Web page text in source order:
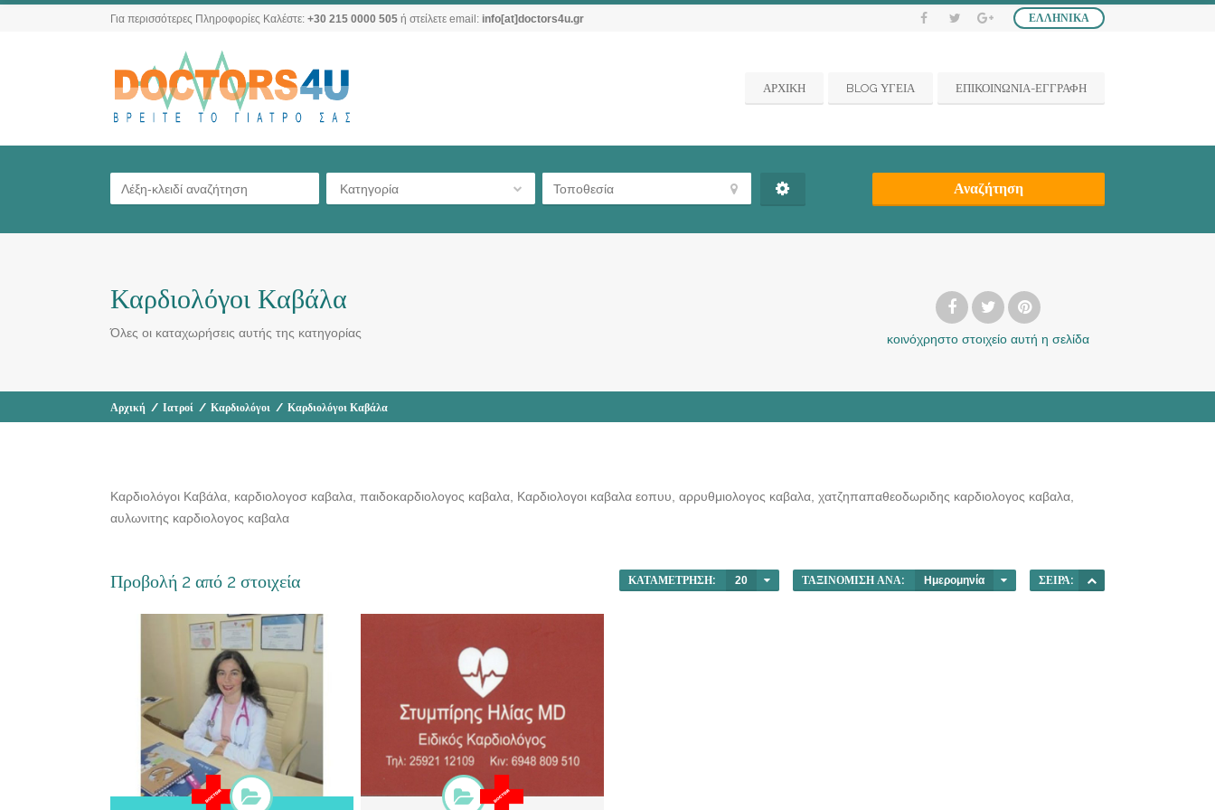
ΕΛΛΗΝΙΚΆ
Για περισσότερες Πληροφορίες Καλέστε: +30 215 0000 505 ή στείλετε email: info[at]doctors4u.gr
ΑΡΧΙΚΗ BLOG ΥΓΕΙΑ ΕΠΙΚΟΙΝΩΝΙΑ-ΕΓΓΡΑΦΗ
Κατηγορία Αναζήτηση
Καρδιολόγοι Καβάλα
Όλες οι καταχωρήσεις αυτής της κατηγορίας κοινόχρηστο στοιχείο αυτή η σελίδα
Αρχική / Ιατροί / Καρδιολόγοι / Καρδιολόγοι Καβάλα
Καρδιολόγοι Καβάλα, καρδιολογοσ καβαλα, παιδοκαρδιολογος καβαλα, Καρδιολογοι καβαλα εοπυυ, αρρυθμιολογος καβαλα, χατζηπαπαθεοδωριδης καρδιολογος καβαλα,
αυλωνιτης καρδιολογος καβαλα
Προβολή 2 από 2 στοιχεία ΚΑΤΑΜΈΤΡΗΣΗ: 20 ΤΑΞΙΝΌΜΙΣΗ ΑΝΆ: Ημερομηνία ΣΕΙΡΆ: